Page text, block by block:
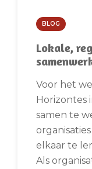
BLOG
Lokale,
Voor het
Horizontes
samen te
elkaar te
Als